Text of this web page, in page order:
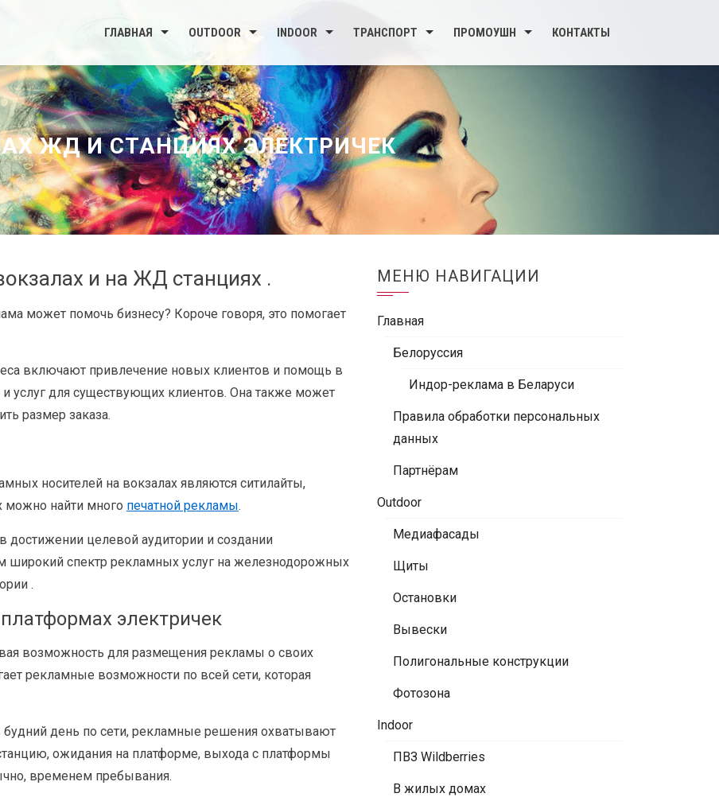
ГЛАВНАЯ OUTDOOR INDOOR ТРАНСПОРТ ПРОМОУШН КОНТАКТЫ
ЖД И СТАНЦИЯХ ЭЛЕКТРИЧЕК
и на ЖД станциях .
может помочь бизнесу? Короче говоря, это помогает
включают привлечение новых клиентов и помощь в
услуг для существующих клиентов. Она также может
размер заказа.
носителей на вокзалах являются ситилайты,
можно найти много печатной рекламы.
достижении целевой аудитории и создании
широкий спектр рекламных услуг на железнодорожных
.
электричек
возможность для размещения рекламы о своих
рекламные возможности по всей сети, которая
день по сети, рекламные решения охватывают
ожидания на платформе, выхода с платформы
временем пребывания.
МЕНЮ НАВИГАЦИИ
Главная
Белоруссия
Индор-реклама в Беларуси
Правила обработки персональных
данных
Партнёрам
Outdoor
Медиафасады
Щиты
Остановки
Вывески
Полигональные конструкции
Фотозона
Indoor
ПВЗ Wildberries
В жилых домах